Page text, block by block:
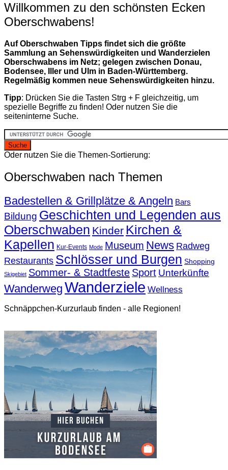
Willkommen zu den schönsten Ecken
Oberschwabens!
Auf Oberschwaben Tipps findet sich die größte
Sammlung an Sehenswürdigkeiten und Wanderzielen
Oberschwabens im Netz; gelegen zwischen Donau,
Bodensee, Iller und Ulm in Baden-Württemberg.
Regelmäßig kommen neue Sehenswürdigkeiten hinzu.
Tipp: Drücken Sie die Tasten Strg + F gleichzeitig, um
spezielle Begriffe zu finden! Oder nutzen Sie die
seiteninterne Suche.
Oder nutzen Sie die Themen-Sortierung:
Oberschwaben nach Themen
Badestellen & Grillplätze & Angeln Bars
Bildung Geschichten und Legenden aus
Oberschwaben Kinder Kirchen &
Kapellen Kur-Events Mode Museum News Radweg
Restaurants Schlösser und Burgen Shopping
Skigebiet Sommer- & Stadtfeste Sport Unterkünfte
Wanderweg Wanderziele Wellness
Schnäppchen-Kurzurlaub finden - alle Regionen!